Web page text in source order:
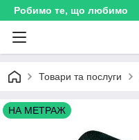
Робимо те, що любимо
Товари та послуги
НА МЕТРАЖ